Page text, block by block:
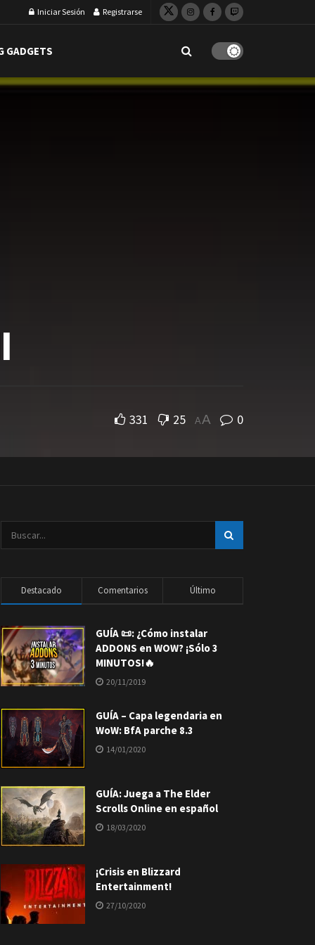
Iniciar Sesión Registrarse
GADGETS
331 25 AA 0
Destacado Comentarios Último
GUÍA 📜: ¿Cómo instalar
ADDONS en WOW? ¡Sólo 3
MINUTOS!🔥
20/11/2019
GUÍA – Capa legendaria en
WoW: BfA parche 8.3
14/01/2020
GUÍA: Juega a The Elder
Scrolls Online en español
18/03/2020
¡Crisis en Blizzard
Entertainment!
27/10/2020